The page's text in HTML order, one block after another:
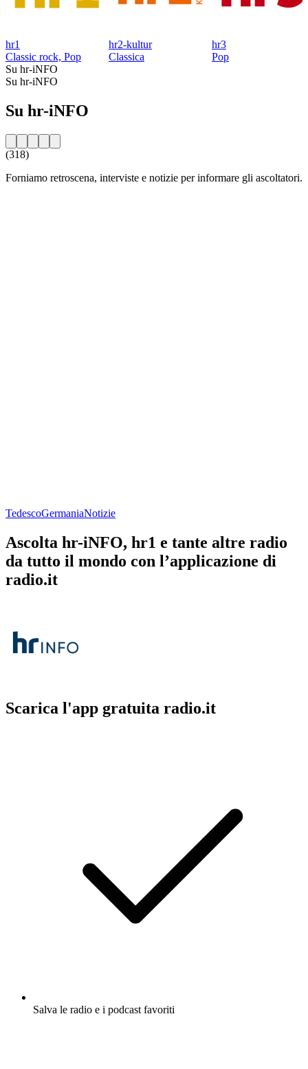
hr1
Classic rock, Pop
hr2-kultur
Classica
hr3
Pop
Su hr-iNFO
Su hr-iNFO
Su hr-iNFO
(318)
Forniamo retroscena, interviste e notizie per informare gli ascoltatori.
TedescoGermaniaNotizie
Ascolta hr-iNFO, hr1 e tante altre radio
da tutto il mondo con l’applicazione di
radio.it
Scarica l'app gratuita radio.it
Salva le radio e i podcast favoriti